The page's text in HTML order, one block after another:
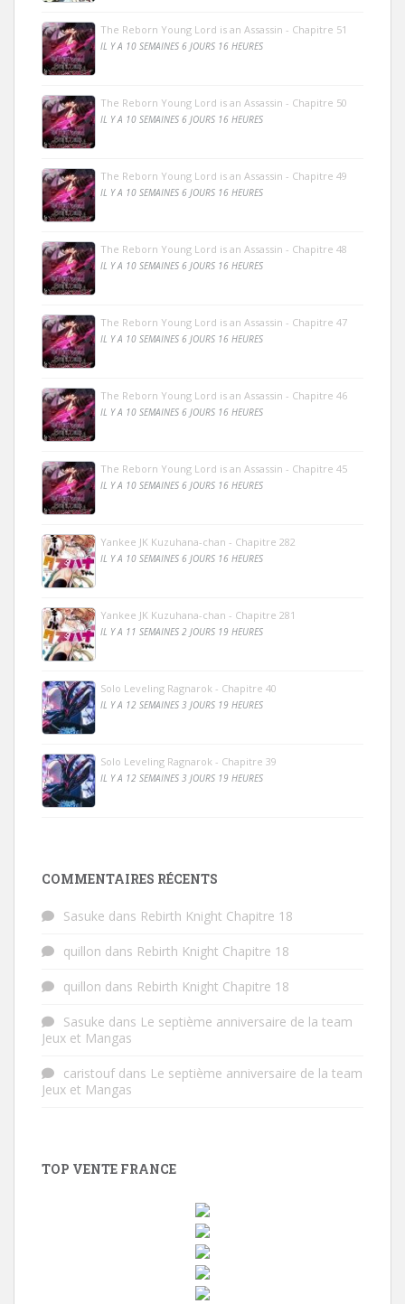
The Reborn Young Lord is an Assassin - Chapitre 51
IL Y A 10 SEMAINES 6 JOURS 16 HEURES
The Reborn Young Lord is an Assassin - Chapitre 50
IL Y A 10 SEMAINES 6 JOURS 16 HEURES
The Reborn Young Lord is an Assassin - Chapitre 49
IL Y A 10 SEMAINES 6 JOURS 16 HEURES
The Reborn Young Lord is an Assassin - Chapitre 48
IL Y A 10 SEMAINES 6 JOURS 16 HEURES
The Reborn Young Lord is an Assassin - Chapitre 47
IL Y A 10 SEMAINES 6 JOURS 16 HEURES
The Reborn Young Lord is an Assassin - Chapitre 46
IL Y A 10 SEMAINES 6 JOURS 16 HEURES
The Reborn Young Lord is an Assassin - Chapitre 45
IL Y A 10 SEMAINES 6 JOURS 16 HEURES
Yankee JK Kuzuhana-chan - Chapitre 282
IL Y A 10 SEMAINES 6 JOURS 16 HEURES
Yankee JK Kuzuhana-chan - Chapitre 281
IL Y A 11 SEMAINES 2 JOURS 19 HEURES
Solo Leveling Ragnarok - Chapitre 40
IL Y A 12 SEMAINES 3 JOURS 19 HEURES
Solo Leveling Ragnarok - Chapitre 39
IL Y A 12 SEMAINES 3 JOURS 19 HEURES
COMMENTAIRES RÉCENTS
Sasuke dans Rebirth Knight Chapitre 18
quillon dans Rebirth Knight Chapitre 18
quillon dans Rebirth Knight Chapitre 18
Sasuke dans Le septième anniversaire de la team
Jeux et Mangas
caristoufdans Le septième anniversaire de la team
Jeux et Mangas
TOP VENTE FRANCE